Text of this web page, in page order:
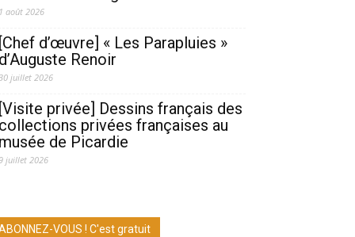
1 août 2026
[Chef d’œuvre] « Les Parapluies »
d’Auguste Renoir
juillet 2026
[Visite privée] Dessins français des
collections privées françaises au
musée de Picardie
juillet 2026
VOUS ! C'est gratuit